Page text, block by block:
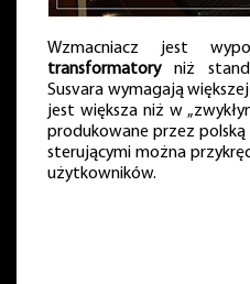
Wzmacniacz jest
transformatoryniż
Susvara wymagają
jest większa niż w
produkowane przez polską
sterującymi można
użytkowników.